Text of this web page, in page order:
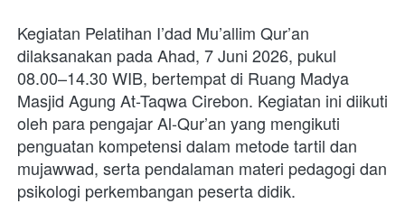
Kegiatan Pelatihan I’dad Mu’allim Qur’an
dilaksanakan pada Ahad, 7 Juni 2026, pukul
08.00–14.30 WIB, bertempat di Ruang Madya
Masjid Agung At-Taqwa Cirebon. Kegiatan ini diikuti
oleh para pengajar Al-Qur’an yang mengikuti
penguatan kompetensi dalam metode tartil dan
mujawwad, serta pendalaman materi pedagogi dan
psikologi perkembangan peserta didik.